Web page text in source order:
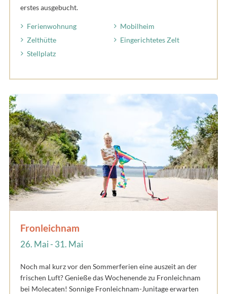
erstes ausgebucht.
Ferienwohnung
Mobilheim
Zelthütte
Eingerichtetes Zelt
Stellplatz
Fronleichnam
26. Mai - 31. Mai
Noch mal kurz vor den Sommerferien eine auszeit an der
frischen Luft? Genieße das Wochenende zu Fronleichnam
bei Molecaten! Sonnige Fronleichnam-Junitage erwarten